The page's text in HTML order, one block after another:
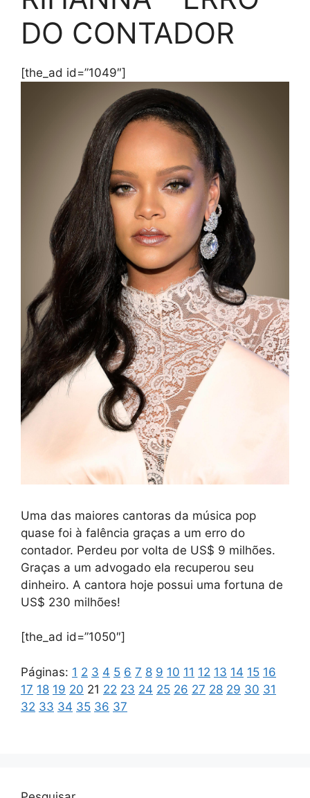
DO CONTADOR
[the_ad id=”1049″]
Uma das maiores cantoras da música pop
quase foi à falência graças a um erro do
contador. Perdeu por volta de US$ 9 milhões.
Graças a um advogado ela recuperou seu
dinheiro. A cantora hoje possui uma fortuna de
US$ 230 milhões!
[the_ad id=”1050″]
Páginas: 1 2 3 4 5 6 7 8 9 10 11 12 13 14 15 16
17 18 19 20 21 22 23 24 25 26 27 28 29 30 31
32 33 34 35 36 37